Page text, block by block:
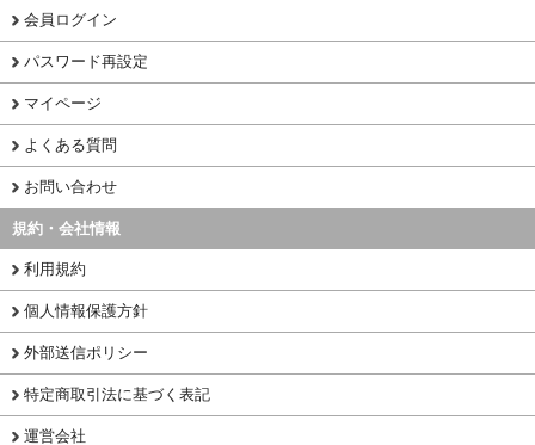
会員ログイン
パスワード再設定
マイページ
よくある質問
お問い合わせ
規約・会社情報
利用規約
個人情報保護方針
外部送信ポリシー
特定商取引法に基づく表記
運営会社